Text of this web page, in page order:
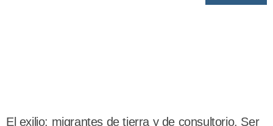
El exilio: migrantes de tierra y de consultorio. Ser